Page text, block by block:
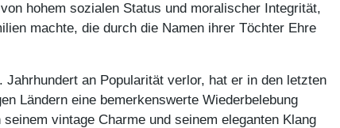
hohem sozialen Status und moralischer Integrität,
machte, die durch die Namen ihrer Töchter Ehre
Jahrhundert an Popularität verlor, hat er in den letzten
Ländern eine bemerkenswerte Wiederbelebung
vintage Charme und seinem eleganten Klang